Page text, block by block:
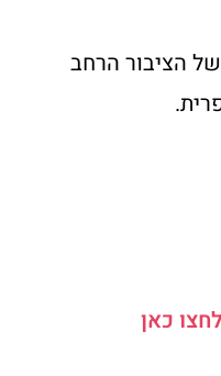
הציבור הרחב
לחצו כאן